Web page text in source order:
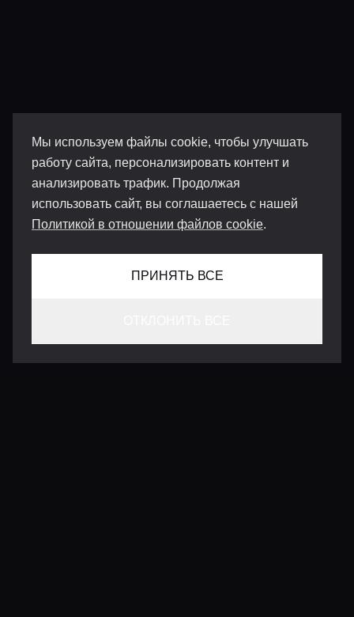
Мы используем файлы cookie, чтобы улучшать
работу сайта, персонализировать контент и
анализировать трафик. Продолжая
использовать сайт, вы соглашаетесь с нашей
Политикой в отношении файлов cookie.
ПРИНЯТЬ ВСЕ